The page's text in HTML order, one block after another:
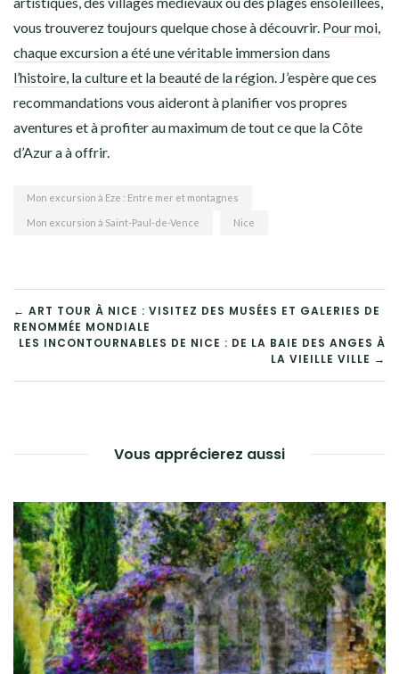
vous trouverez toujours quelque chose à découvrir. Pour moi,
chaque excursion a été une véritable immersion dans
l’histoire, la culture et la beauté de la région. J’espère que ces
recommandations vous aideront à planifier vos propres
aventures et à profiter au maximum de tout ce que la Côte
d’Azur a à offrir.
Mon excursion à Eze : Entre mer et montagnes
Mon excursion à Saint-Paul-de-Vence Nice
NAVIGATION
DE
L’ARTICLE
← ART TOUR À NICE : VISITEZ DES MUSÉES ET GALERIES DE
RENOMMÉE MONDIALE
LES INCONTOURNABLES DE NICE : DE LA BAIE DES ANGES À
LA VIEILLE VILLE →
Vous apprécierez aussi